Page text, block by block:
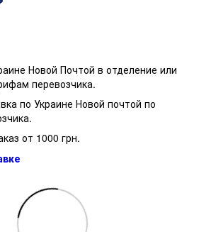
Новой Почтой в отделение или
перевозчика.
по Украине Новой почтой по
от 1000 грн.